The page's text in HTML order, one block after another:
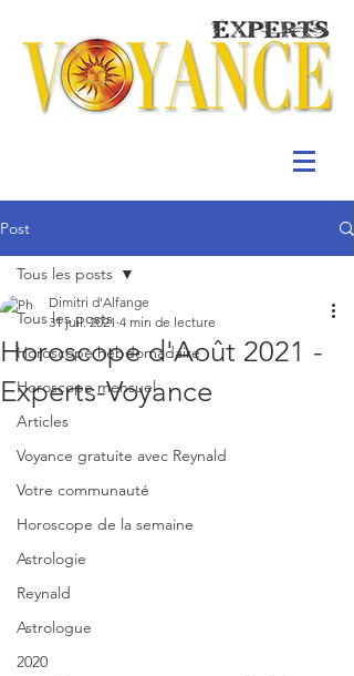
Post
Tous les posts
Horoscope hebdomadaire
Horoscope mensuel
Articles
Voyance gratuite avec Reynald
Votre communauté
Horoscope de la semaine
Astrologie
Reynald
Astrologue
2020
Tous les posts
Horoscope d'Août 2021 -
Experts-Voyance
Dimitri d'Alfange
31 juil. 2021 4 min de lecture